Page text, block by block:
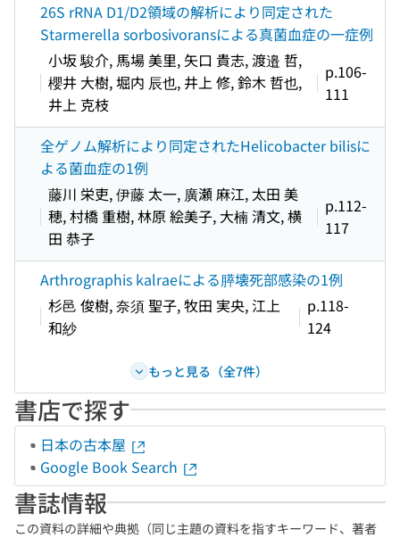
26S rRNA D1/D2領域の解析により同定された
Starmerella sorbosivoransによる真菌血症の一症例
小坂 駿介, 馬場 美里, 矢口 貴志, 渡邉 哲,
櫻井 大樹, 堀内 辰也, 井上 修, 鈴木 哲也,
井上 克枝
p.106-
111
全ゲノム解析により同定されたHelicobacter bilisに
よる菌血症の1例
藤川 栄吏, 伊藤 太一, 廣瀬 麻江, 太田 美
穂, 村橋 重樹, 林原 絵美子, 大楠 清文, 横
田 恭子
p.112-
117
Arthrographis kalraeによる膵壊死部感染の1例
杉邑 俊樹, 奈須 聖子, 牧田 実央, 江上
和紗
p.118-
124
もっと見る（全7件）
書店で探す
日本の古本屋
Google Book Search
書誌情報
この資料の詳細や典拠（同じ主題の資料を指すキーワード、著者